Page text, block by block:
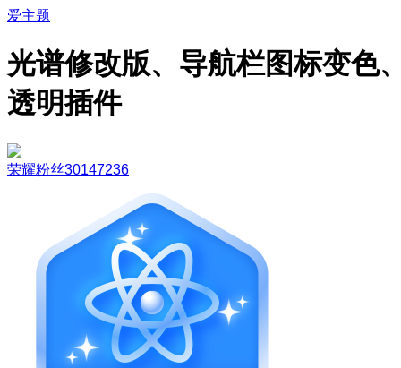
爱主题
光谱修改版、导航栏图标变色
透明插件
荣耀粉丝30147236